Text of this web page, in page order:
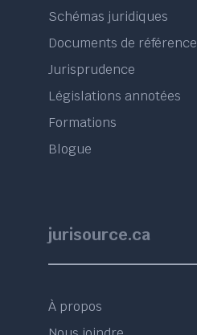
Schémas juridiques
Documents de référence
Jurisprudence
Législations annotées
Formations
Blogue
jurisource.ca
À propos